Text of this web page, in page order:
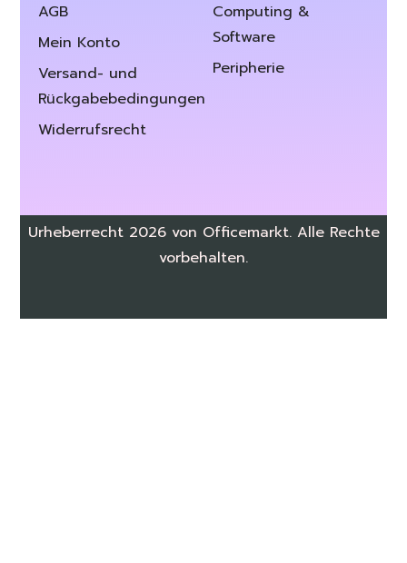
AGB
Mein Konto
Versand- und
Rückgabebedingungen
Widerrufsrecht
Computing &
Software
Peripherie
Urheberrecht 2026 von Officemarkt. Alle Rechte
vorbehalten.